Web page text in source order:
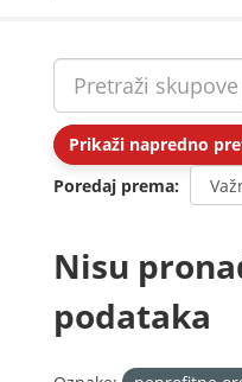
Prikaži napredno
Poredaj prema
Nisu
podataka